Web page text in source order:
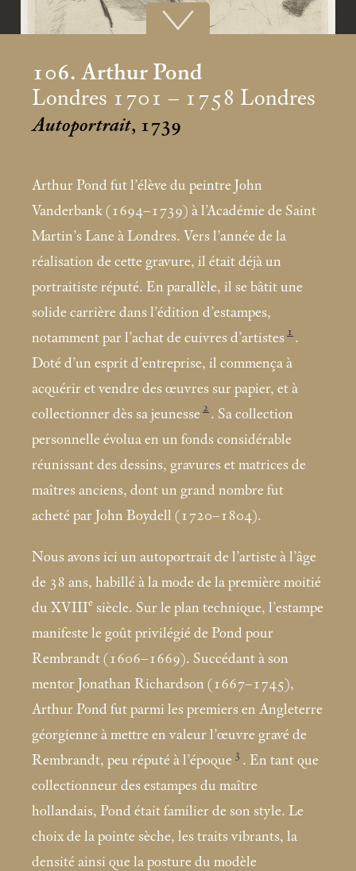
106. Arthur Pond
Londres 1701 – 1758 Londres
Autoportrait, 1739
Arthur Pond fut l’élève du peintre John
Vanderbank (1694–1739) à l’Académie de Saint
Martin’s Lane à Londres. Vers l’année de la
réalisation de cette gravure, il était déjà un
portraitiste réputé. En parallèle, il se bâtit une
solide carrière dans l’édition d’estampes,
notamment par l’achat de cuivres d’artistes 1 .
Doté d’un esprit d’entreprise, il commença à
acquérir et vendre des œuvres sur papier, et à
collectionner dès sa jeunesse 2 . Sa collection
personnelle évolua en un fonds considérable
réunissant des dessins, gravures et matrices de
maîtres anciens, dont un grand nombre fut
acheté par John Boydell (1720–1804).
Nous avons ici un autoportrait de l’artiste à l’âge
de 38 ans, habillé à la mode de la première moitié
du XVIIIe siècle. Sur le plan technique, l’estampe
manifeste le goût privilégié de Pond pour
Rembrandt (1606–1669). Succédant à son
mentor Jonathan Richardson (1667–1745),
Arthur Pond fut parmi les premiers en Angleterre
géorgienne à mettre en valeur l’œuvre gravé de
Rembrandt, peu réputé à l’époque 3 . En tant que
collectionneur des estampes du maître
hollandais, Pond était familier de son style. Le
choix de la pointe sèche, les traits vibrants, la
densité ainsi que la posture du modèle